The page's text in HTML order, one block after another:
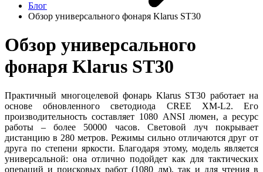
Блог
Обзор универсального фонаря Klarus ST30
Обзор универсального
фонаря Klarus ST30
Практичный многоцелевой фонарь Klarus ST30 работает на
основе обновленного светодиода CREE XM-L2. Его
производительность составляет 1080 ANSI люмен, а ресурс
работы – более 50000 часов. Световой луч покрывает
дистанцию в 280 метров. Режимы сильно отличаются друг от
друга по степени яркости. Благодаря этому, модель является
универсальной: она отлично подойдет как для тактических
операций и поисковых работ (1080 лм), так и для чтения в